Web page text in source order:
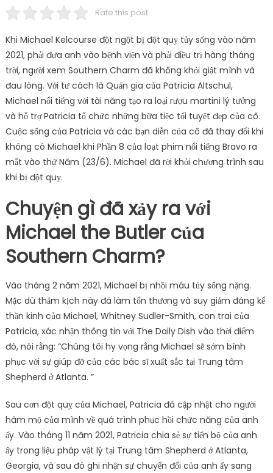
Rate this post
Khi Michael Kelcourse đột ngột bị đột quỵ tủy sống vào năm
2021, phải đưa anh vào bệnh viện và phải điều trị hàng tháng
trời, người xem Southern Charm đã không khỏi giật mình và
đau lòng. Với tư cách là Quản gia của Patricia Altschul,
Michael nổi tiếng với tài năng tạo ra loại rượu martini lý tưởng
và hỗ trợ Patricia tổ chức những bữa tiệc tối tuyệt đẹp của cô.
Cuộc sống của Patricia và các bạn diễn của cô đã thay đổi khi
không có Michael khi Phần 8 của loạt phim nổi tiếng Bravo ra
mắt vào thứ Năm (23/6). Michael đã rời khỏi chương trình sau
khi bị đột quỵ.
Chuyện gì đã xảy ra với
Michael the Butler của
Southern Charm?
Vào tháng 2 năm 2021, Michael bị nhồi máu tủy sống nặng.
Mặc dù thảm kịch này đã làm tổn thương và suy giảm đáng kể
thần kinh của Michael, Whitney Sudler-Smith, con trai của
Patricia, xác nhận thông tin với The Daily Dish vào thời điểm
đó, nói rằng: “Chúng tôi hy vọng rằng Michael sẽ sớm bình
phục với sự giúp đỡ của các bác sĩ xuất sắc tại Trung tâm
Shepherd ở Atlanta. ”
Sau cơn đột quỵ của Michael, Patricia đã cập nhật cho người
hâm mộ của mình về quá trình phục hồi chức năng của anh
ấy. Vào tháng 11 năm 2021, Patricia chia sẻ sự tiến bộ của anh
ấy trong liệu pháp vật lý tại Trung tâm Shepherd ở Atlanta,
Georgia, và sau đó ghi nhận sự chuyển đổi của anh ấy sang